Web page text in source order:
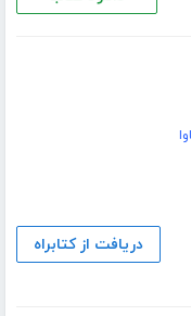
دریافت از کتابراه